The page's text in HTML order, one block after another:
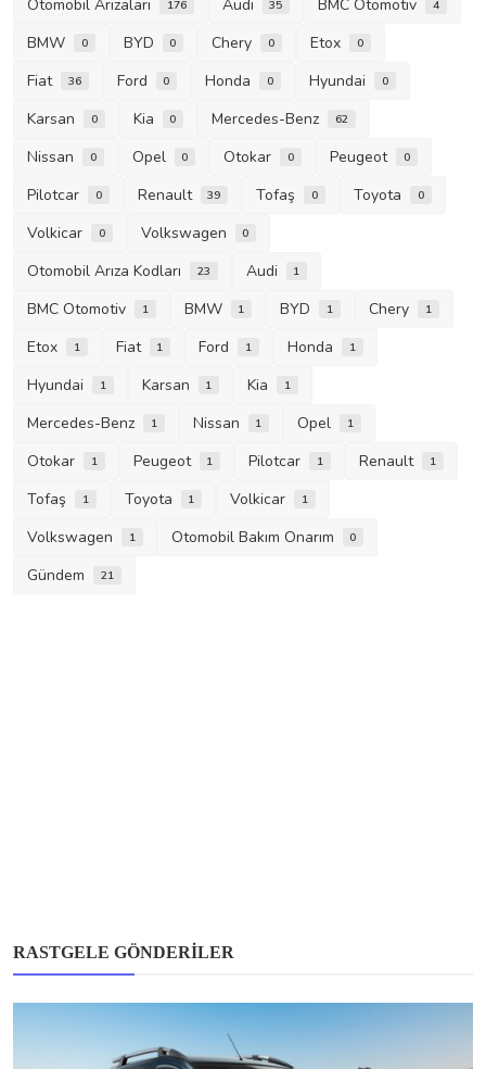
Otomobil Arızaları 176 Audi 35 BMC Otomotiv 4
BMW 0 BYD 0 Chery 0 Etox 0
Fiat 36 Ford 0 Honda 0 Hyundai 0
Karsan 0 Kia 0 Mercedes-Benz 62
Nissan 0 Opel 0 Otokar 0 Peugeot 0
Pilotcar 0 Renault 39 Tofaş 0 Toyota 0
Volkicar 0 Volkswagen 0
Otomobil Arıza Kodları 23 Audi 1
BMC Otomotiv 1 BMW 1 BYD 1 Chery 1
Etox 1 Fiat 1 Ford 1 Honda 1
Hyundai 1 Karsan 1 Kia 1
Mercedes-Benz 1 Nissan 1 Opel 1
Otokar 1 Peugeot 1 Pilotcar 1 Renault 1
Tofaş 1 Toyota 1 Volkicar 1
Volkswagen 1 Otomobil Bakım Onarım 0
Gündem 21
RASTGELE GÖNDERILER